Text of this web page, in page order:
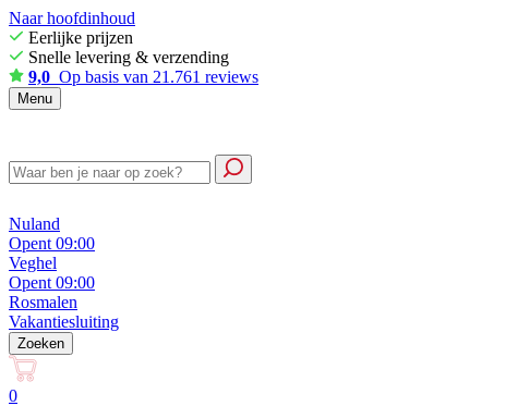
Naar hoofdinhoud
Eerlijke prijzen
Snelle levering & verzending
9,0 Op basis van 21.761 reviews
Menu
Nuland
Opent 09:00
Veghel
Opent 09:00
Rosmalen
Vakantiesluiting
Zoeken
0